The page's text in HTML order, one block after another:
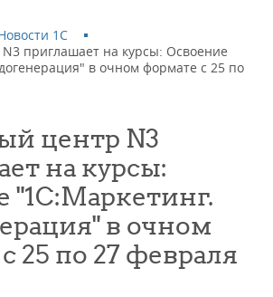
1С
приглашает на курсы: Освоение
в очном формате с 25 по
центр N3
на курсы:
"1С:Маркетинг.
в очном
25 по 27 февраля